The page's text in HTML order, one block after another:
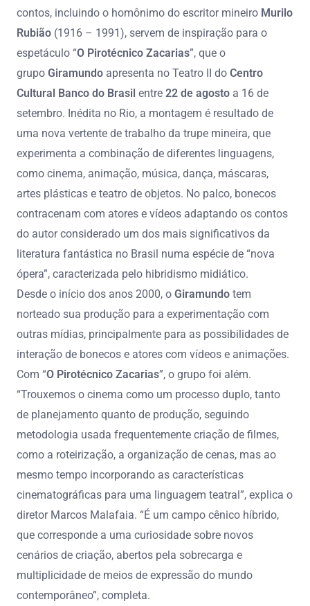
contos, incluindo o homônimo do escritor mineiro Murilo
Rubião (1916 – 1991), servem de inspiração para o
espetáculo “O Pirotécnico Zacarias”, que o
grupo Giramundo apresenta no Teatro II do Centro
Cultural Banco do Brasil entre 22 de agosto a 16 de
setembro. Inédita no Rio, a montagem é resultado de
uma nova vertente de trabalho da trupe mineira, que
experimenta a combinação de diferentes linguagens,
como cinema, animação, música, dança, máscaras,
artes plásticas e teatro de objetos. No palco, bonecos
contracenam com atores e vídeos adaptando os contos
do autor considerado um dos mais significativos da
literatura fantástica no Brasil numa espécie de “nova
ópera”, caracterizada pelo hibridismo midiático.
Desde o início dos anos 2000, o Giramundo tem
norteado sua produção para a experimentação com
outras mídias, principalmente para as possibilidades de
interação de bonecos e atores com vídeos e animações.
Com “O Pirotécnico Zacarias”, o grupo foi além.
“Trouxemos o cinema como um processo duplo, tanto
de planejamento quanto de produção, seguindo
metodologia usada frequentemente criação de filmes,
como a roteirização, a organização de cenas, mas ao
mesmo tempo incorporando as características
cinematográficas para uma linguagem teatral”, explica o
diretor Marcos Malafaia. “É um campo cênico híbrido,
que corresponde a uma curiosidade sobre novos
cenários de criação, abertos pela sobrecarga e
multiplicidade de meios de expressão do mundo
contemporâneo”, completa.